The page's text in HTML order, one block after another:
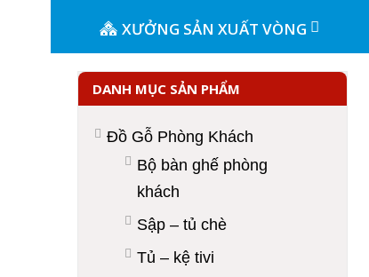
XƯỞNG SẢN XUẤT VÒNG
DANH MỤC SẢN PHẨM
Đồ Gỗ Phòng Khách
Bộ bàn ghế phòng
khách
Sập – tủ chè
Tủ – kệ tivi